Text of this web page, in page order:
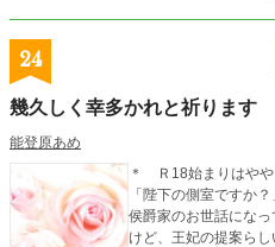
触れ合う瞬間の「熱」に胸
感症の神様』と呼ば
語。 ＊毎日21:00過ぎに更新予定です＊ 【執着系エリート】×
24
幾久しく幸多かれと祈ります
能登原あめ
＊ Ｒ18始まりはやや
「陛下の側室ですか？」 ４年前に異世界転移したリサ
侯爵家のお世話にな
けど、王妃の提案らしい。 「わかりました」 18歳